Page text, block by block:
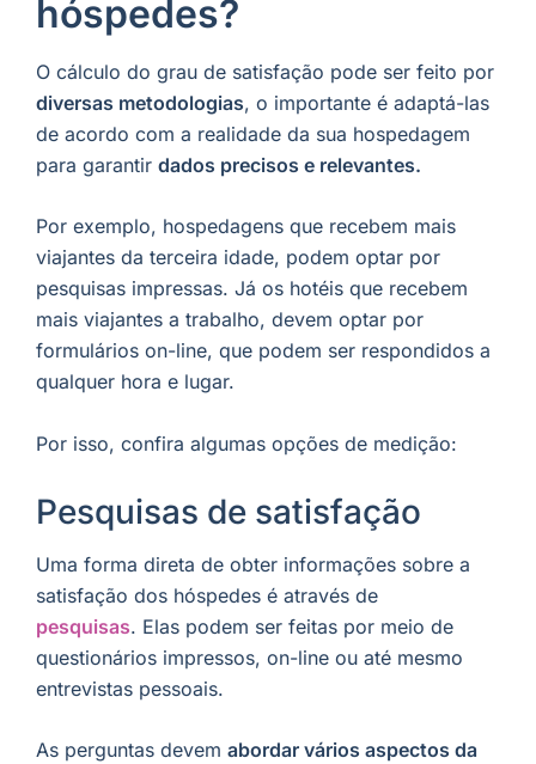
hóspedes?
O cálculo do grau de satisfação pode ser feito por
diversas metodologias, o importante é adaptá-las
de acordo com a realidade da sua hospedagem
para garantir dados precisos e relevantes.
Por exemplo, hospedagens que recebem mais
viajantes da terceira idade, podem optar por
pesquisas impressas. Já os hotéis que recebem
mais viajantes a trabalho, devem optar por
formulários on-line, que podem ser respondidos a
qualquer hora e lugar.
Por isso, confira algumas opções de medição:
Pesquisas de satisfação
Uma forma direta de obter informações sobre a
satisfação dos hóspedes é através de
pesquisas. Elas podem ser feitas por meio de
questionários impressos, on-line ou até mesmo
entrevistas pessoais.
As perguntas devem abordar vários aspectos da